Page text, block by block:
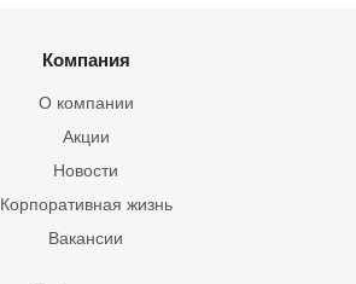
Компания
О компании
Акции
Новости
Корпоративная жизнь
Вакансии